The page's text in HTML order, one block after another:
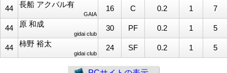
44 長船 アクバル有
GAIA
16 C 0.2 1 7
44 原 和成
gidai club
30 PF 0.2 1 5
44 柿野 裕太
gidai club
24 SF 0.2 1 5